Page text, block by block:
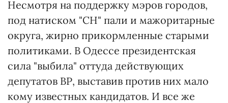
Несмотря на поддержку мэров городов,
под натиском "СН" пали и мажоритарные
округа, жирно прикормленные старыми
политиками. В Одессе президентская
сила "выбила" оттуда действующих
депутатов ВР, выставив против них мало
кому известных кандидатов. И все же